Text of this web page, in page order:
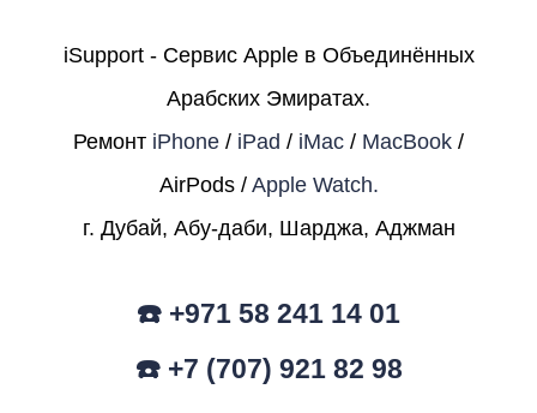
iSupport - Сервис Apple в Объединённых
Арабских Эмиратах.
Ремонт iPhone / iPad / iMac / MacBook /
AirPods / Apple Watch.
г. Дубай, Абу-даби, Шарджа, Аджман
☎️ +971 58 241 14 01
☎️ +7 (707) 921 82 98